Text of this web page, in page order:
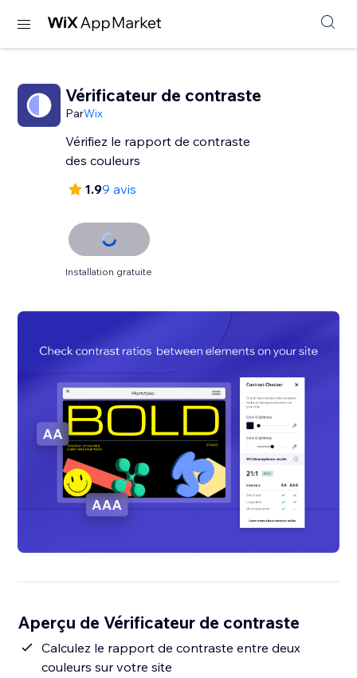
Vérificateur de contraste
ParWix
Vérifiez le rapport de contraste
des couleurs
1.99 avis
Installation gratuite
Aperçu de Vérificateur de contraste
Calculez le rapport de contraste entre deux
couleurs sur votre site